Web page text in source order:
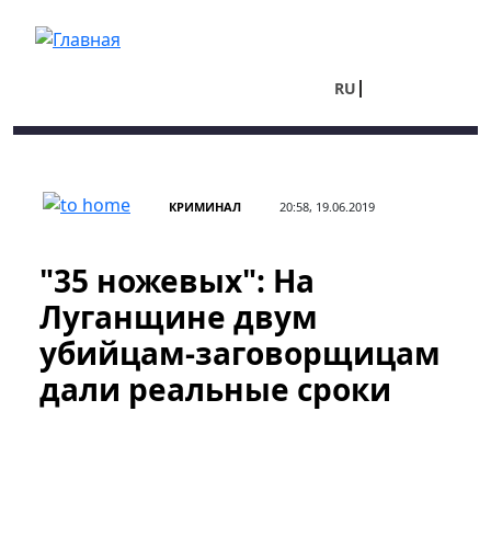
RU
КРИМИНАЛ 20:58, 19.06.2019
"35 ножевых": На
Луганщине двум
убийцам-заговорщицам
дали реальные сроки